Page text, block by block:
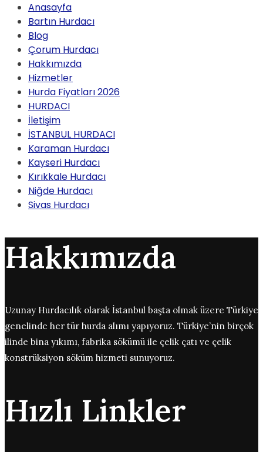
Anasayfa
Bartın Hurdacı
Blog
Çorum Hurdacı
Hakkımızda
Hizmetler
Hurda Fiyatları 2026
HURDACI
İletişim
İSTANBUL HURDACI
Karaman Hurdacı
Kayseri Hurdacı
Kırıkkale Hurdacı
Niğde Hurdacı
Sivas Hurdacı
Hakkımızda
Uzunay Hurdacılık olarak İstanbul başta olmak üzere Türkiye
genelinde her tür hurda alımı yapıyoruz. Türkiye’nin birçok
ilinde bina yıkımı, fabrika sökümü ile çelik çatı ve çelik
konstrüksiyon söküm hizmeti sunuyoruz.
Hızlı Linkler